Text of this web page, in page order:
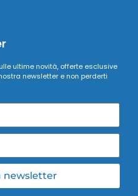
ultime novità, offerte esclusive
newsletter e non perderti
newsletter